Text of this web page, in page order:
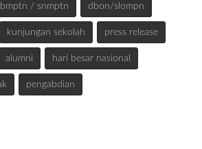
/ snmptn dbon/slompn
kunjungan sekolah press release
alumni hari besar nasional
pengabdian